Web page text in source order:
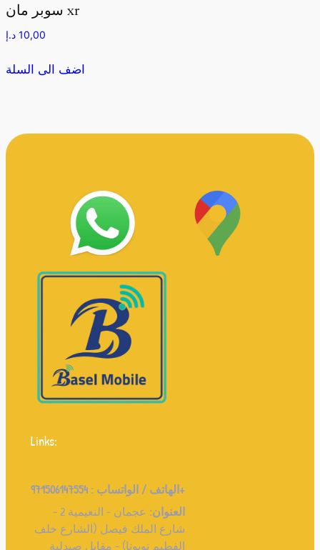
سوبر مان xr
10,00 د.إ
اضف الى السلة
Links:
الهاتف / الواتساب :971506147554+
العنوان:
عجمان - النعيمية 2 -
شارع الملك فيصل (الشارع خلف
الفطيم تويوتا) - مقابل صيدلية